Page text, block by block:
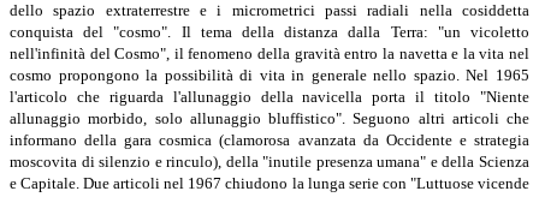
dello spazio extraterrestre e i micrometrici passi radiali nella cosiddetta
conquista del "cosmo". Il tema della distanza dalla Terra: "un vicoletto
nell'infinità del Cosmo", il fenomeno della gravità entro la navetta e la vita nel
cosmo propongono la possibilità di vita in generale nello spazio. Nel 1965
l'articolo che riguarda l'allunaggio della navicella porta il titolo "Niente
allunaggio morbido, solo allunaggio bluffistico". Seguono altri articoli che
informano della garacosmica (clamorosa avanzata da Occidente e strategia
moscovita di silenzio e rinculo), della "inutile presenza umana" e della Scienza
e Capitale. Due articoli nel 1967 chiudono la lunga serie con"Luttuose vicende